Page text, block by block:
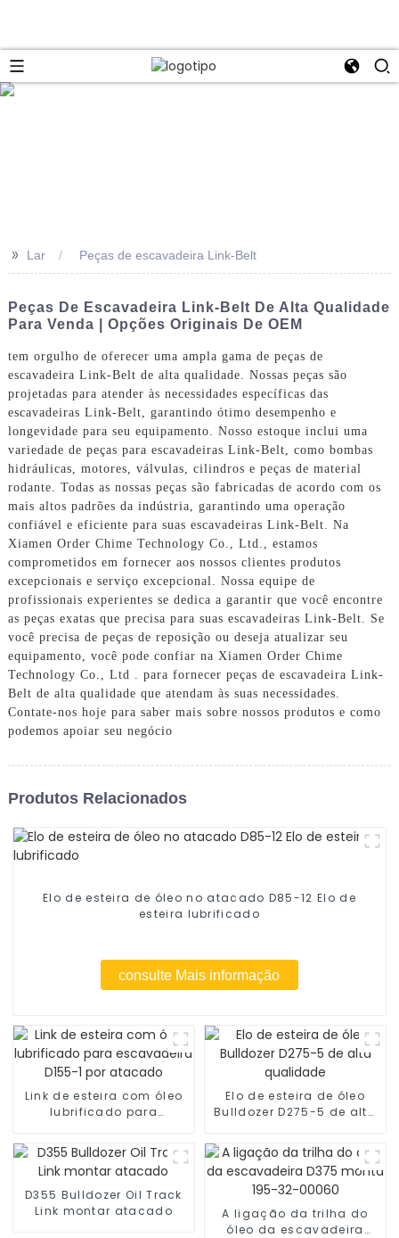
>> Lar Peças de escavadeira Link-Belt
Peças De Escavadeira Link-Belt De Alta Qualidade
Para Venda | Opções Originais De OEM
tem orgulho de oferecer uma ampla gama de peças de
escavadeira Link-Belt de alta qualidade. Nossas peças são
projetadas para atender às necessidades específicas das
escavadeiras Link-Belt, garantindo ótimo desempenho e
longevidade para seu equipamento. Nosso estoque inclui uma
variedade de peças para escavadeiras Link-Belt, como bombas
hidráulicas, motores, válvulas, cilindros e peças de material
rodante. Todas as nossas peças são fabricadas de acordo com os
mais altos padrões da indústria, garantindo uma operação
confiável e eficiente para suas escavadeiras Link-Belt. Na
Xiamen Order Chime Technology Co., Ltd., estamos
comprometidos em fornecer aos nossos clientes produtos
excepcionais e serviço excepcional. Nossa equipe de
profissionais experientes se dedica a garantir que você encontre
as peças exatas que precisa para suas escavadeiras Link-Belt. Se
você precisa de peças de reposição ou deseja atualizar seu
equipamento, você pode confiar na Xiamen Order Chime
Technology Co., Ltd . para fornecer peças de escavadeira Link-
Belt de alta qualidade que atendam às suas necessidades.
Contate-nos hoje para saber mais sobre nossos produtos e como
podemos apoiar seu negócio
Produtos Relacionados
Elo de esteira de óleo no atacado D85-12 Elo de
esteira lubrificado
consulte Mais informação
Link de esteira com óleo
lubrificado para
atacado
Elo de esteira de óleo
Bulldozer D275-5 de alta
D355 Bulldozer Oil Track
Link montar atacado
A ligação da trilha do
óleo da escavadeira